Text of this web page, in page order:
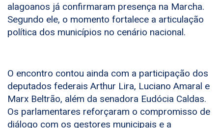
alagoanos já confirmaram presença na Marcha.
Segundo ele, o momento fortalece a articulação
política dos municípios no cenário nacional.
O encontro contou ainda com a participação dos
deputados federais Arthur Lira, Luciano Amaral e
Marx Beltrão, além da senadora Eudócia Caldas.
Os parlamentares reforçaram o compromisso de
diálogo com os gestores municipais e a